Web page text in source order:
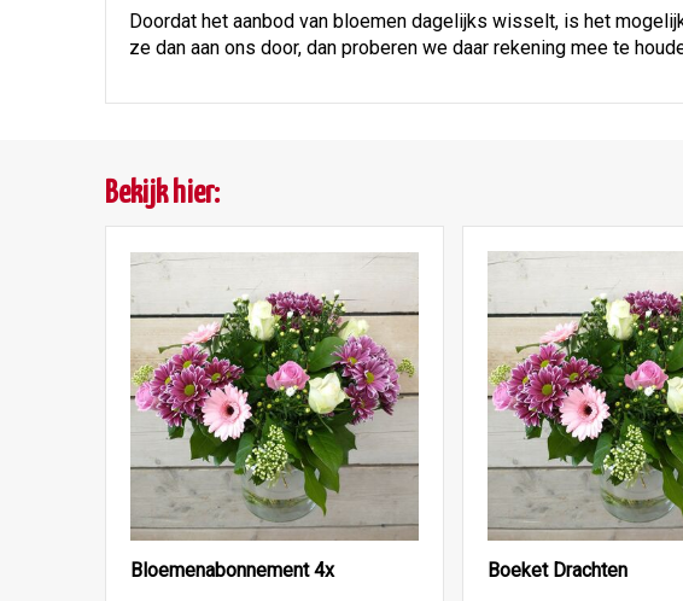
Doordat het aanbod van bloemen dagelijks wisselt, is het
ze dan aan ons door, dan proberen we daar rekening mee te
Bekijk hier:
Bloemenabonnement 4x Boeket Drachten